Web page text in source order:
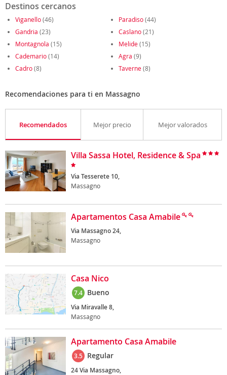
Destinos cercanos
Viganello(46) Paradiso(44)
Gandria (23) Caslano(21)
Montagnola (15) Melide(15)
Cademario(14) Agra (9)
Cadro(8) Taverne(8)
Recomendaciones para ti en Massagno
Recomendados Mejor precio Mejor valorados
Villa Sassa Hotel, Residence & Spa
Via Tesserete 10,
Massagno
Apartamentos Casa Amabile
Via Massagno 24,
Massagno
Casa Nico
7.4 Bueno
Via Miravalle 8,
Massagno
Apartamento Casa Amabile
3.5 Regular
24 Via Massagno,